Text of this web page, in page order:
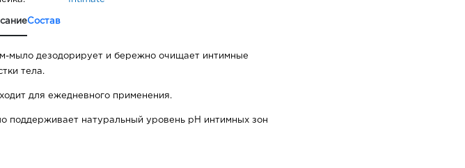
Состав
мыло дезодорирует и бережно очищает интимные
тела.
для ежедневного применения.
поддерживает натуральный уровень pH интимных зон